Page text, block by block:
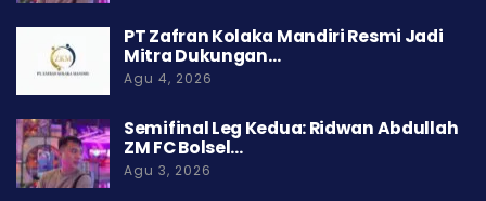
PT Zafran Kolaka Mandiri Resmi Jadi
Mitra Dukungan…
Agu 4, 2026
Semifinal Leg Kedua: Ridwan Abdullah
ZM FC Bolsel…
Agu 3, 2026